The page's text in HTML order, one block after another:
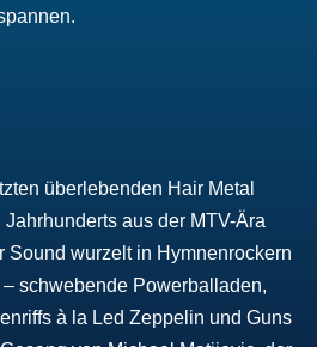
überlebenden Hair Metal
aus der MTV-Ära
Sound wurzelt in Hymnenrockern
schwebende Powerballaden,
à la Led Zeppelin und Guns